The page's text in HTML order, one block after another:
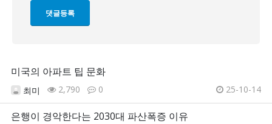
미국의 아파트 팁 문화
최미 2,790 0 25-10-14
은행이 경악한다는 2030대 파산폭증 이유